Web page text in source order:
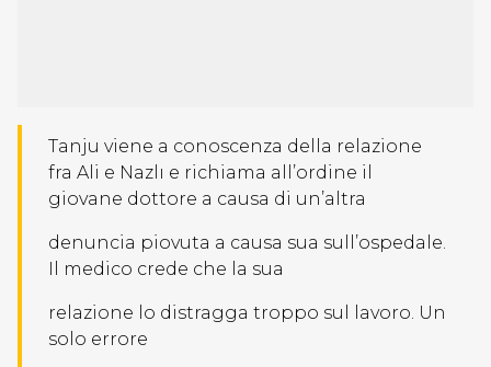
Tanju viene a conoscenza della relazione
fra Ali e Nazlı e richiama all’ordine il
giovane dottore a causa di un’altra
denuncia piovuta a causa sua sull’ospedale.
Il medico crede che la sua
relazione lo distragga troppo sul lavoro. Un
solo errore